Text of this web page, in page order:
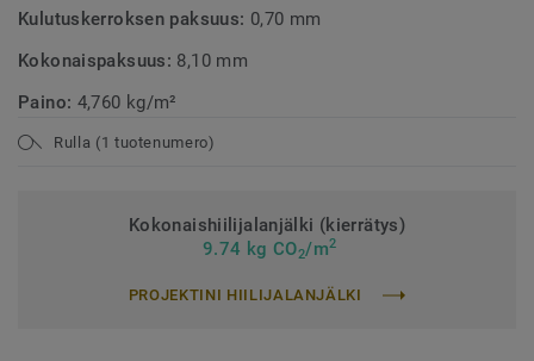
Kulutuskerroksen paksuus: 0,70 mm
Kokonaispaksuus: 8,10 mm
Paino: 4,760 kg/m²
Rulla (1 tuotenumero)
Kokonaishiilijalanjälki (kierrätys)
9.74 kg CO2/m2
PROJEKTINI HIILIJALANJÄLKI